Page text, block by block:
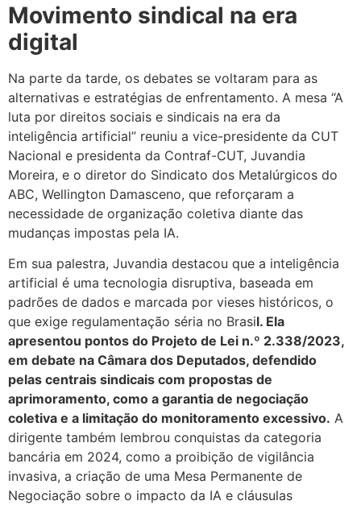
Movimento sindical na era
digital
Na parte da tarde, os debates se voltaram para as
alternativas e estratégias de enfrentamento. A mesa “A
luta por direitos sociais e sindicais na era da
inteligência artificial” reuniu a vice-presidente da CUT
Nacional e presidenta da Contraf-CUT, Juvandia
Moreira, e o diretor do Sindicato dos Metalúrgicos do
ABC, Wellington Damasceno, que reforçaram a
necessidade de organização coletiva diante das
mudanças impostas pela IA.
Em sua palestra, Juvandia destacou que a inteligência
artificial é uma tecnologia disruptiva, baseada em
padrões de dados e marcada por vieses históricos, o
que exige regulamentação séria no Brasil. Ela
apresentou pontos do Projeto de Lei n.º 2.338/2023,
em debate na Câmara dos Deputados, defendido
pelas centrais sindicais com propostas de
aprimoramento, como a garantia de negociação
coletiva e a limitação do monitoramento excessivo. A
dirigente também lembrou conquistas da categoria
bancária em 2024, como a proibição de vigilância
invasiva, a criação de uma Mesa Permanente de
Negociação sobre o impacto da IA e cláusulas